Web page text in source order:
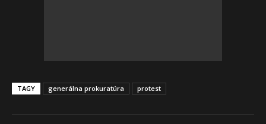
TAGY generálna prokuratúra protest